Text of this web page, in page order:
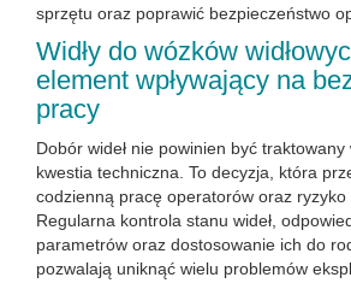
sprzętu oraz poprawić bezpieczeństwo
Widły do wózków
element wpływający na
pracy
Dobór wideł nie powinien być traktowany
kwestia techniczna. To decyzja, która
codzienną pracę operatorów oraz ryzyko
Regularna kontrola stanu wideł,
parametrów oraz dostosowanie ich do
pozwalają uniknąć wielu problemów